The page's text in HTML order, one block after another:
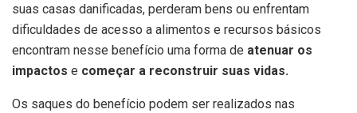
suas casas danificadas, perderam bens ou enfrentam
dificuldades de acesso a alimentos e recursos básicos
encontram nesse benefício uma forma de atenuar os
impactos e começar a reconstruir suas vidas.
Os saques do benefício podem ser realizados nas